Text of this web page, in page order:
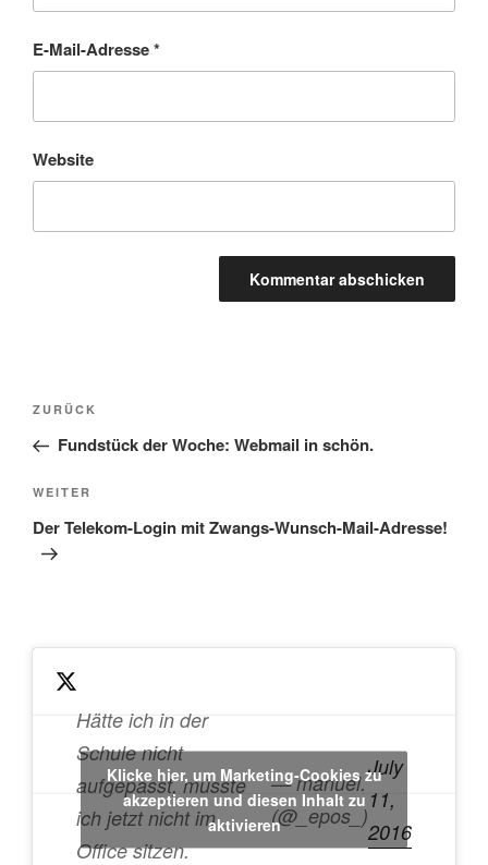
E-Mail-Adresse*
Website
Beitragsnavigation
Vorheriger
Beitrag
ZURÜCK
Fundstück der Woche: Webmail in schön.
Nächster
Beitrag
WEITER
Der Telekom-Login mit Zwangs-Wunsch-Mail-Adresse!
Hätte ich in der
Schule nicht
aufgepasst, müsste
ich jetzt nicht im
Office sitzen.
— manuel.
(@_epos_)
July
11,
2016
Klicke hier, um Marketing-Cookies zu
akzeptieren und diesen Inhalt zu
aktivieren